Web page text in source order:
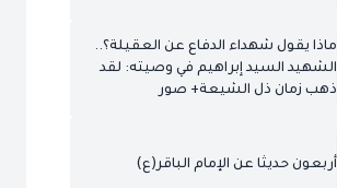
ماذا يقول شهداء الدفاع عن العقيلة؟..
الشهيد السيد إبراهيم في وصيته: لقد
ذهب زمان ذل الشيعة+ صور
أربعون حديثا عن الإمام الباقر(ع)